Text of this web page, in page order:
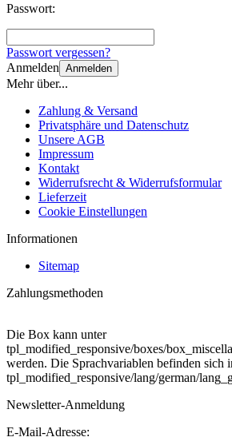
Passwort:
Passwort vergessen?
Anmelden Anmelden
Mehr über...
Zahlung & Versand
Privatsphäre und Datenschutz
Unsere AGB
Impressum
Kontakt
Widerrufsrecht & Widerrufsformular
Lieferzeit
Cookie Einstellungen
Informationen
Sitemap
Zahlungsmethoden
Die Box kann unter
tpl_modified_responsive/boxes/
werden. Die Sprachvariablen befinden sich
tpl_modified_responsive/lang/german/
Newsletter-Anmeldung
E-Mail-Adresse: